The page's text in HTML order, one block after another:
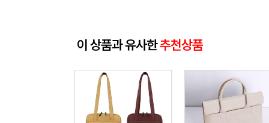
이 상품과 유사한추천상품